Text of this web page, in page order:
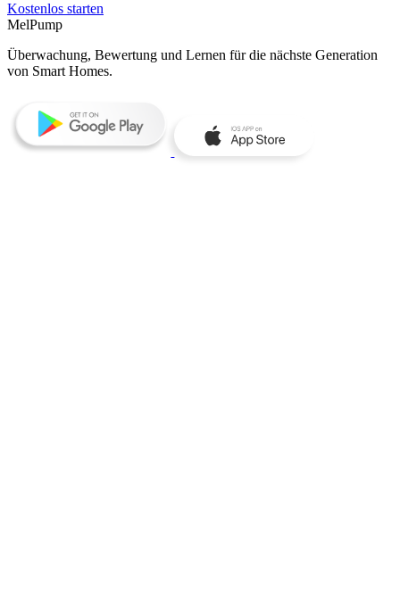
Kostenlos starten
MelPump
Überwachung, Bewertung und Lernen für die nächste Generation
von Smart Homes.